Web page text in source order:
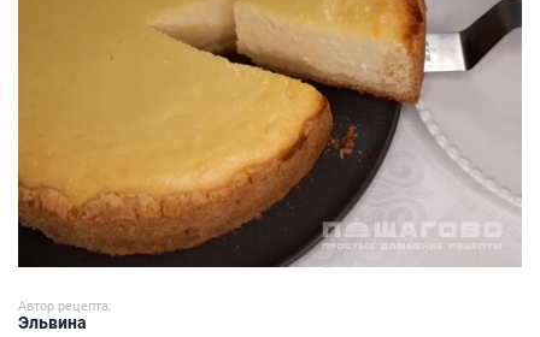
Автор рецепта:
Эльвина